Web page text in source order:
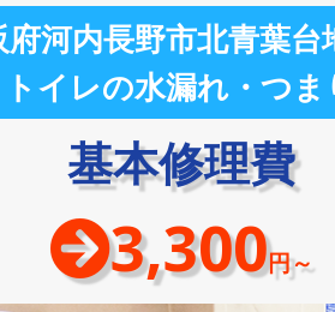
府河内長野市北青葉台
トイレの水漏れ・つま
基本修理費
3,300円～